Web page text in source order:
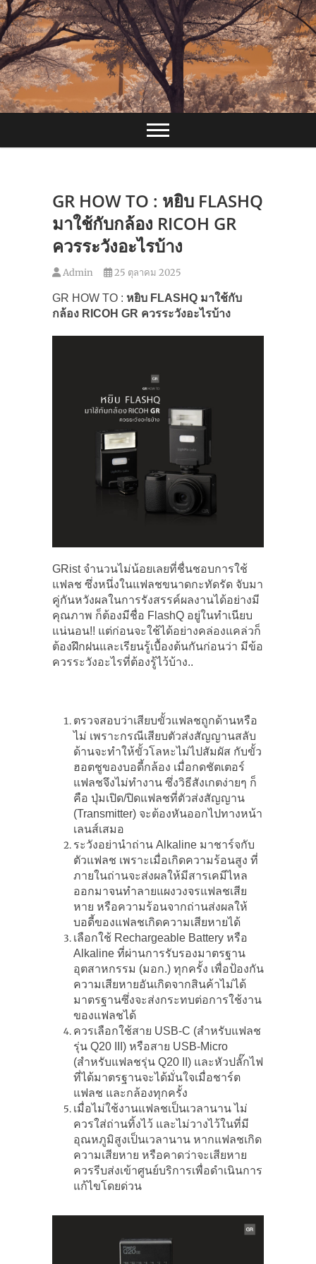
Skip
to
content
GR HOW TO : หยิบ FLASHQ
มาใช้กับกล้อง RICOH GR
ควรระวังอะไรบ้าง
Admin 25 ตุลาคม 2025
GR HOW TO : หยิบ FLASHQ มาใช้กับ
กล้อง RICOH GR ควรระวังอะไรบ้าง
GRist จำนวนไม่น้อยเลยที่ชื่นชอบการใช้
แฟลช ซึ่งหนึ่งในแฟลชขนาดกะทัดรัด จับมา
คู่กันหวังผลในการรังสรรค์ผลงานได้อย่างมี
คุณภาพ ก็ต้องมีชื่อ FlashQ อยู่ในทำเนียบ
แน่นอน!! แต่ก่อนจะใช้ได้อย่างคล่องแคล่วก็
ต้องฝึกฝนและเรียนรู้เบื้องต้นกันก่อนว่า มีข้อ
ควรระวังอะไรที่ต้องรู้ไว้บ้าง..
ตรวจสอบว่าเสียบขั้วแฟลชถูกด้านหรือ
ไม่ เพราะกรณีเสียบตัวส่งสัญญานสลับ
ด้านจะทำให้ขั้วโลหะไม่ไปสัมผัส กับขั้ว
ฮอตชูของบอดี้กล้อง เมื่อกดชัตเตอร์
แฟลชจึงไม่ทำงาน ซึ่งวิธีสังเกตง่ายๆ ก็
คือ ปุ่มเปิด/ปิดแฟลชที่ตัวส่งสัญญาน
(Transmitter) จะต้องหันออกไปทางหน้า
เลนส์เสมอ
ระวังอย่านำถ่าน Alkaline มาชาร์จกับ
ตัวแฟลช เพราะเมื่อเกิดความร้อนสูง ที่
ภายในถ่านจะส่งผลให้มีสารเคมีไหล
ออกมาจนทำลายแผงวงจรแฟลชเสีย
หาย หรือความร้อนจากถ่านส่งผลให้
บอดี้ของแฟลชเกิดความเสียหายได้
เลือกใช้ Rechargeable Battery หรือ
Alkaline ที่ผ่านการรับรองมาตรฐาน
อุตสาหกรรม (มอก.) ทุกครั้ง เพื่อป้องกัน
ความเสียหายอันเกิดจากสินค้าไม่ได้
มาตรฐานซึ่งจะส่งกระทบต่อการใช้งาน
ของแฟลชได้
ควรเลือกใช้สาย USB-C (สำหรับแฟลช
รุ่น Q20 III) หรือสาย USB-Micro
(สำหรับแฟลชรุ่น Q20 II) และหัวปลั๊กไฟ
ที่ได้มาตรฐานจะได้มั่นใจเมื่อชาร์ต
แฟลช และกล้องทุกครั้ง
เมื่อไม่ใช้งานแฟลชเป็นเวลานาน ไม่
ควรใส่ถ่านทิ้งไว้ และไม่วางไว้ในที่มี
อุณหภูมิสูงเป็นเวลานาน หากแฟลชเกิด
ความเสียหาย หรือคาดว่าจะเสียหาย
ควรรีบส่งเข้าศูนย์บริการเพื่อดำเนินการ
แก้ไขโดยด่วน